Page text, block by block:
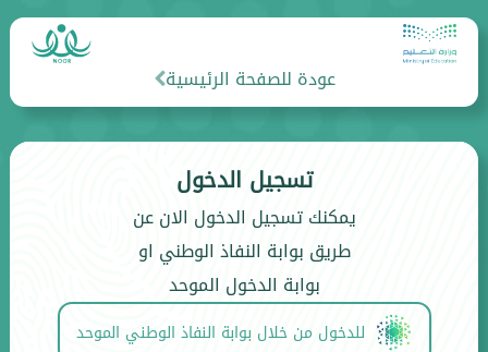
عودة للصفحة الرئيسية
تسجيل الدخول
يمكنك تسجيل الدخول الان عن
طريق بوابة النفاذ الوطني او
بوابة الدخول الموحد
للدخول من خلال بوابة النفاذ الوطني الموحد